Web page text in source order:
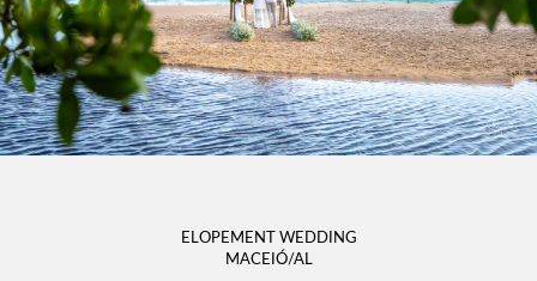
ELOPEMENT WEDDING
MACEIÓ/AL